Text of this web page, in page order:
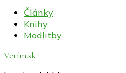
Články
Knihy
Modlitby
Verím.sk